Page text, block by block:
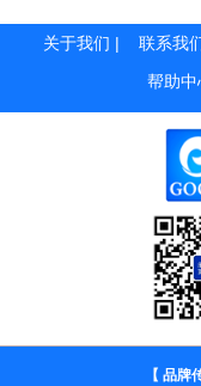
关于我们 | 联系我
帮助中
【 品牌